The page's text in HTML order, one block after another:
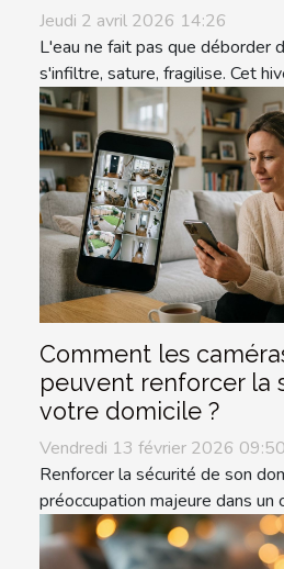
Jeudi 2 avril 2026 14:26
L'eau ne fait pas que déborder
s'infiltre, sature, fragilise. Cet
Comment les
peuvent renforcer la
votre domicile ?
Vendredi 13 février 2026 09:50
Renforcer la sécurité de son
préoccupation majeure dans un